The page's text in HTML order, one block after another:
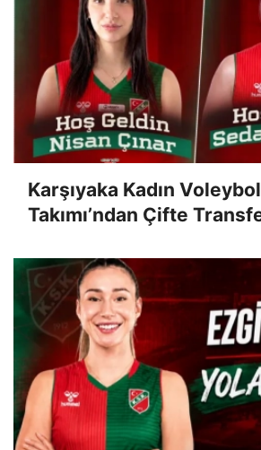
Karşıyaka Kadın Voleybol
Takımı’ndan Çifte